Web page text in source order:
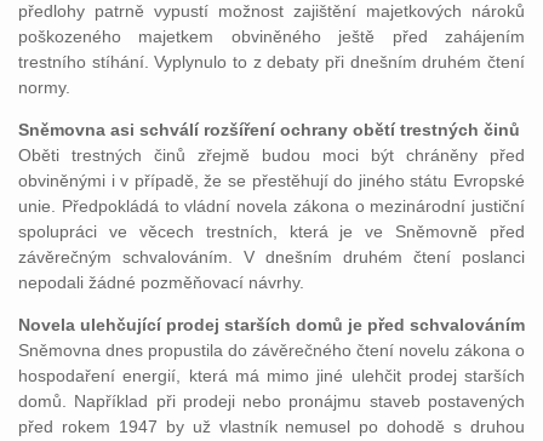
předlohy patrně vypustí možnost zajištění majetkových nároků
poškozeného majetkem obviněného ještě před zahájením
trestního stíhání. Vyplynulo to z debaty při dnešním druhém čtení
normy.
Sněmovna asi schválí rozšíření ochrany obětí trestných činů
Oběti trestných činů zřejmě budou moci být chráněny před
obviněnými i v případě, že se přestěhují do jiného státu Evropské
unie. Předpokládá to vládní novela zákona o mezinárodní justiční
spolupráci ve věcech trestních, která je ve Sněmovně před
závěrečným schvalováním. V dnešním druhém čtení poslanci
nepodali žádné pozměňovací návrhy.
Novela ulehčující prodej starších domů je před schvalováním
Sněmovna dnes propustila do závěrečného čtení novelu zákona o
hospodaření energií, která má mimo jiné ulehčit prodej starších
domů. Například při prodeji nebo pronájmu staveb postavených
před rokem 1947 by už vlastník nemusel po dohodě s druhou